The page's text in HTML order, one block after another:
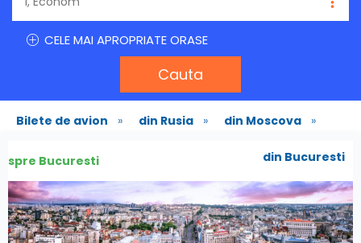
CELE MAI APROPRIATE ORASE
Cauta
Bilete de avion » din Rusia » din Moscova »
spre Bucuresti din Bucuresti